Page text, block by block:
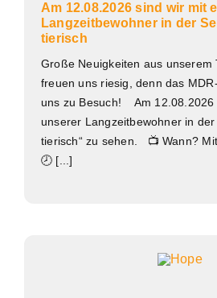
Am 12.08.2026 sind wir mit
Langzeitbewohner in der
tierisch
Große Neuigkeiten aus
freuen uns riesig, denn das
uns zu Besuch! Am 12.08.2026
unserer Langzeitbewohner in der
tierisch“ zu sehen. 📺 Wann?
🕗 [...]